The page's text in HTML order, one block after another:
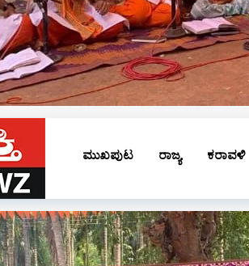
ಮುಖಪುಟ ರಾಜ್ಯ ಕರಾವಳಿ